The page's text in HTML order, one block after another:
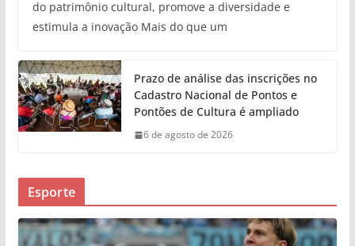
do patrimônio cultural, promove a diversidade e
estimula a inovação Mais do que um
Prazo de análise das inscrições no
Cadastro Nacional de Pontos e
Pontões de Cultura é ampliado
6 de agosto de 2026
Esporte